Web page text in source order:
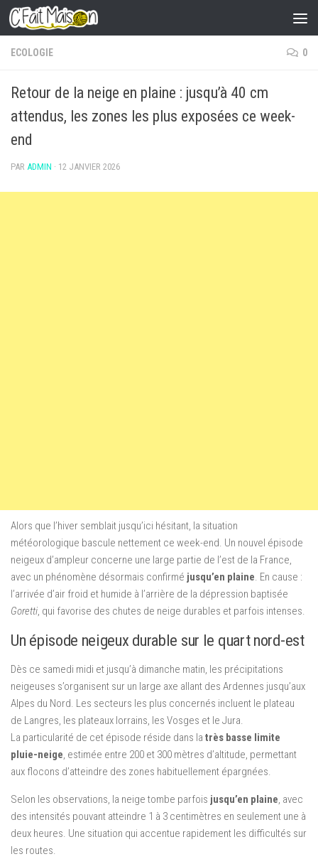
Skip to content
ECOLOGIE 0
Retour de la neige en plaine : jusqu’à 40 cm
attendus, les zones les plus exposées ce week-
end
PAR ADMIN · 12 JANVIER 2026
Alors que l’hiver semblait jusqu’ici hésitant, la situation
météorologique bascule nettement ce week-end. Un nouvel épisode
neigeux d’ampleur concerne une large partie de l’est de la France,
avec un phénomène désormais confirmé jusqu’en plaine. En cause :
l’arrivée d’air froid et humide à l’arrière de la dépression baptisée
Goretti, qui favorise des chutes de neige durables et parfois intenses.
Un épisode neigeux durable sur le quart nord-est
Dès ce samedi midi et jusqu’à dimanche matin, les précipitations
neigeuses s’organisent sur un large axe allant des Ardennes jusqu’aux
Alpes du Nord. Les secteurs les plus concernés incluent le plateau
de Langres, les plateaux lorrains, les Vosges et le Jura.
La particularité de cet épisode réside dans la très basse limite
pluie-neige, estimée entre 200 et 300 mètres d’altitude, permettant
aux flocons d’atteindre des zones habituellement épargnées.
Selon les observations, la neige tombe parfois jusqu’en plaine, avec
des intensités pouvant atteindre 1 à 3 centimètres en seulement une à
deux heures. Une situation qui accentue rapidement les difficultés sur
les routes.